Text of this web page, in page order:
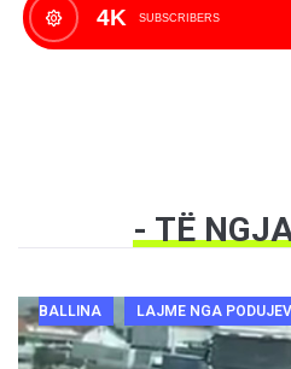
4K SUBSCRIBERS
- TË
BALLINA LAJME NGA